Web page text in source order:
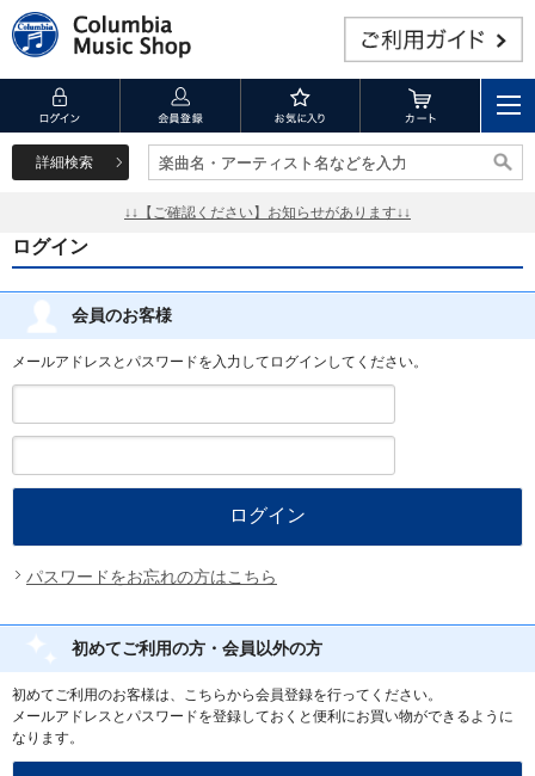
詳細検索 楽曲名・アーティスト名などを入力
楽曲名・アーティスト名などを入力
↓↓【ご確認ください】お知らせがあります↓↓
ログイン
会員のお客様
メールアドレスとパスワードを入力してログインしてください。
パスワードをお忘れの方はこちら
初めてご利用の方・会員以外の方
初めてご利用のお客様は、こちらから会員登録を行ってください。
メールアドレスとパスワードを登録しておくと便利にお買い物ができるように
なります。